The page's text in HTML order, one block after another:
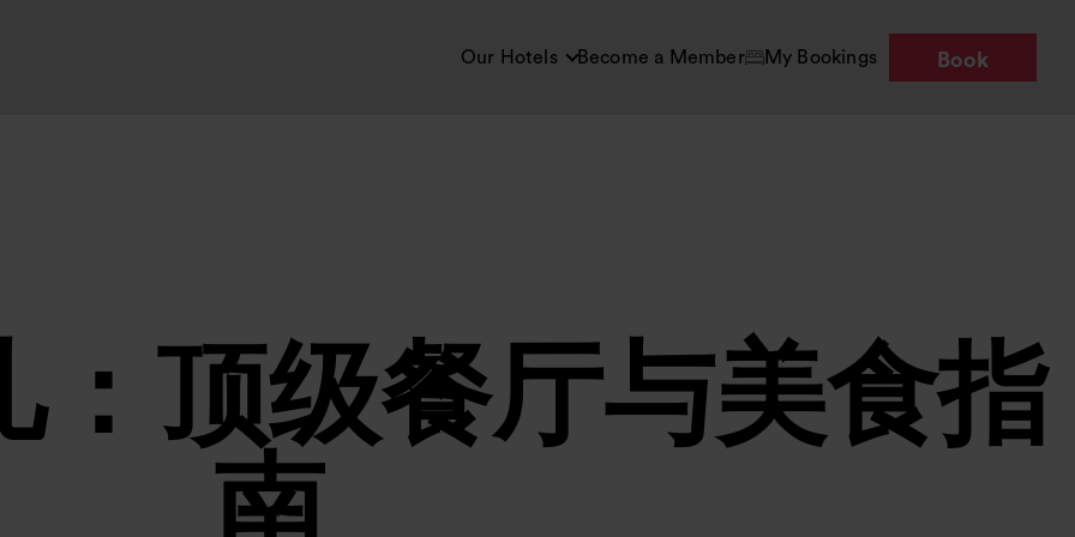
Our Hotels Become a Member My Bookings Book
：顶级餐厅与美食指
南